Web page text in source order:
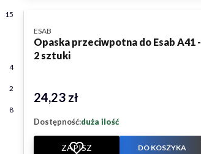
15
4
2
8
Opaska przeciwpotna do Esab A41 -
2 sztuki
PRODUCENT
ESAB
Cena
24,23 zł
Dostępność:duża ilość
ZAPISZ DO KOSZYKA